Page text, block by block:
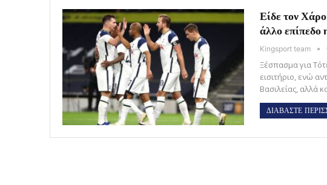
Είδε τον
άλλο επίπεδο
Kingsport team
Ξέσπασμα για
εισιτήριο, ενώ
Βασιλείας, αλλά
ΔΙΑΒΑΣΤΕ